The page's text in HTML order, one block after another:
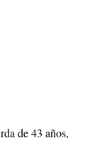
de 43 años,